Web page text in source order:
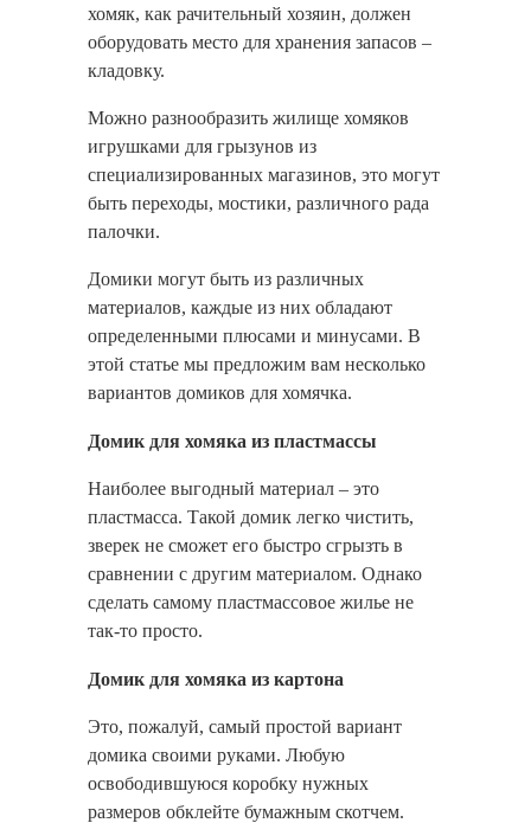
хомяк, как рачительный хозяин, должен
оборудовать место для хранения запасов –
кладовку.
Можно разнообразить жилище хомяков
игрушками для грызунов из
специализированных магазинов, это могут
быть переходы, мостики, различного рада
палочки.
Домики могут быть из различных
материалов, каждые из них обладают
определенными плюсами и минусами. В
этой статье мы предложим вам несколько
вариантов домиков для хомячка.
Домик для хомяка из пластмассы
Наиболее выгодный материал – это
пластмасса. Такой домик легко чистить,
зверек не сможет его быстро сгрызть в
сравнении с другим материалом. Однако
сделать самому пластмассовое жилье не
так-то просто.
Домик для хомяка из картона
Это, пожалуй, самый простой вариант
домика своими руками. Любую
освободившуюся коробку нужных
размеров обклейте бумажным скотчем.